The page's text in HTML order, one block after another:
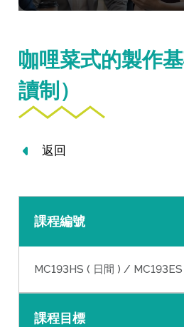
咖哩菜式的製作
讀制）
返回
課程編號
MC193HS ( 日間 ) / MC193ES
課程目標